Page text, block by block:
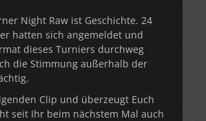
Night Raw ist Geschichte. 24
hatten sich angemeldet und
dieses Turniers durchweg
die Stimmung außerhalb der
Clip und überzeugt Euch
seit Ihr beim nächstem Mal auch